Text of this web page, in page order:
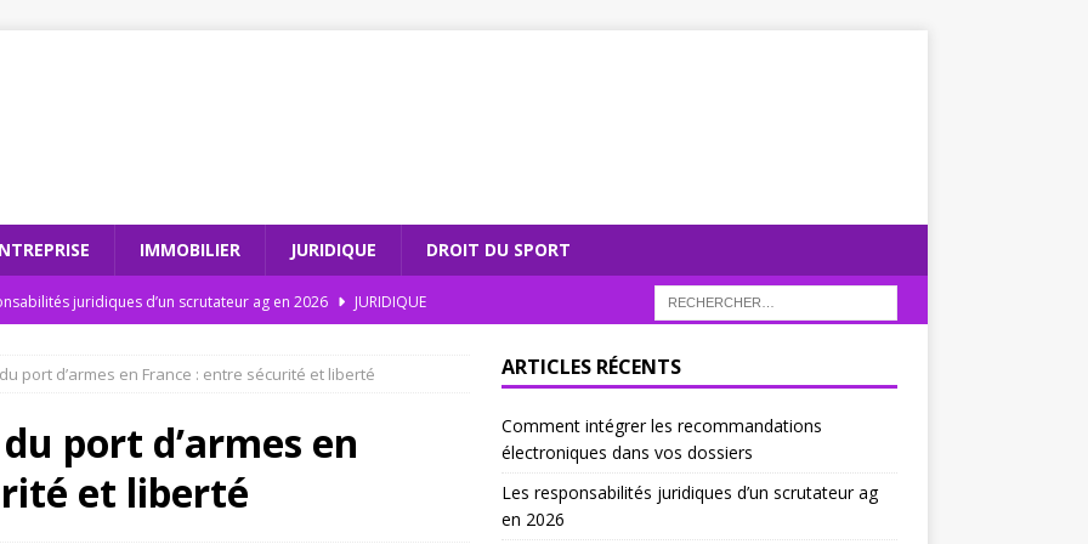
IMMOBILIER JURIDIQUE DROIT DU SPORT
juridiques d’un scrutateur ag en 2026
JURIDIQUE
ag et l’intégrité électorale : un duo gagnant
les recommandations électroniques sont incontournables en
port d’armes en France : entre sécurité et liberté
port d’armes en
et liberté
ARTICLES RÉCENTS
Comment intégrer les recommandations
électroniques dans vos dossiers
Les responsabilités juridiques d’un scrutateur ag
en 2026